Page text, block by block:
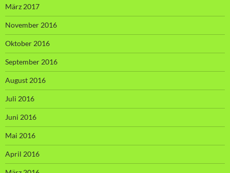
März 2017
November 2016
Oktober 2016
September 2016
August 2016
Juli 2016
Juni 2016
Mai 2016
April 2016